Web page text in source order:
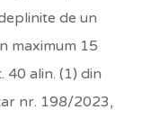
de un
maximum 15
alin. (1) din
nr. 198/2023,